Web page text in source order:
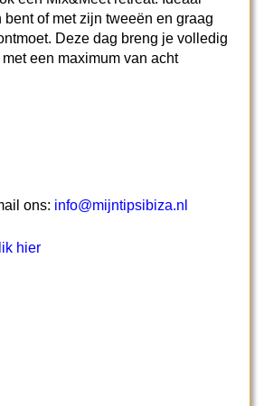
of met zijn tweeën en graag
Deze dag breng je volledig
een maximum van acht
ons: info@mijntipsibiza.nl
hier